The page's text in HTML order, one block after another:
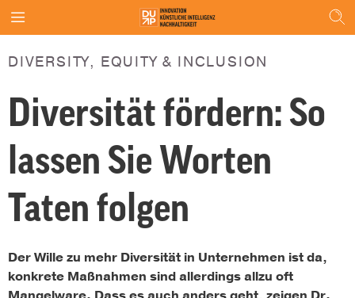
DIVERSITY, EQUITY & INCLUSION
Diversität fördern: So
lassen Sie Worten
Taten folgen
Der Wille zu mehr Diversität in Unternehmen ist da,
konkrete Maßnahmen sind allerdings allzu oft